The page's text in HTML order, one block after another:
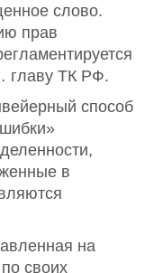
слово.
прав
главу ТК РФ.
способ
в
на
своих